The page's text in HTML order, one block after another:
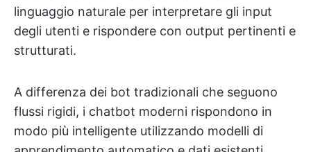
linguaggio naturale per interpretare gli input
degli utenti e rispondere con output pertinenti e
strutturati.
A differenza dei bot tradizionali che seguono
flussi rigidi, i chatbot moderni rispondono in
modo più intelligente utilizzando modelli di